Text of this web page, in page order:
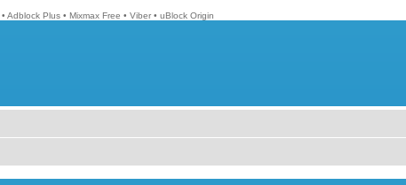
• Adblock Plus • Mixmax Free • Viber • uBlock Origin